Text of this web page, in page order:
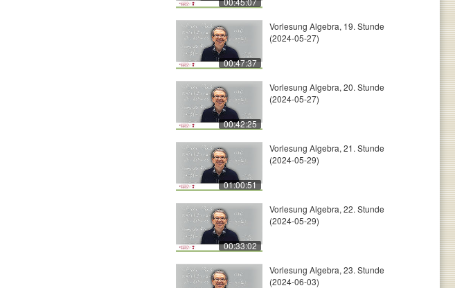
00:47:37
Vorlesung Algebra, 19. Stunde
(2024-05-27)
00:42:25
Vorlesung Algebra, 20. Stunde
(2024-05-27)
01:00:51
Vorlesung Algebra, 21. Stunde
(2024-05-29)
00:33:02
Vorlesung Algebra, 22. Stunde
(2024-05-29)
Vorlesung Algebra, 23. Stunde
(2024-06-03)